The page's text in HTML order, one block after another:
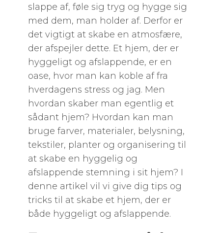
slappe af, føle sig tryg og hygge sig
med dem, man holder af. Derfor er
det vigtigt at skabe en atmosfære,
der afspejler dette. Et hjem, der er
hyggeligt og afslappende, er en
oase, hvor man kan koble af fra
hverdagens stress og jag. Men
hvordan skaber man egentlig et
sådant hjem? Hvordan kan man
bruge farver, materialer, belysning,
tekstiler, planter og organisering til
at skabe en hyggelig og
afslappende stemning i sit hjem? I
denne artikel vil vi give dig tips og
tricks til at skabe et hjem, der er
både hyggeligt og afslappende.